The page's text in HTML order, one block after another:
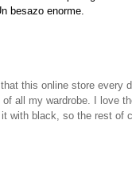
besazo enorme.
this online store every
of all my wardrobe. I love
with black, so the rest of